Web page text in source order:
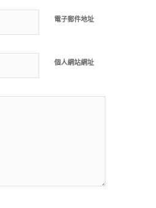
電子郵件地址
個人網站網址